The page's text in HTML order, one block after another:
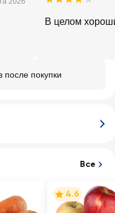
В целом
после покупки
Все
4.6